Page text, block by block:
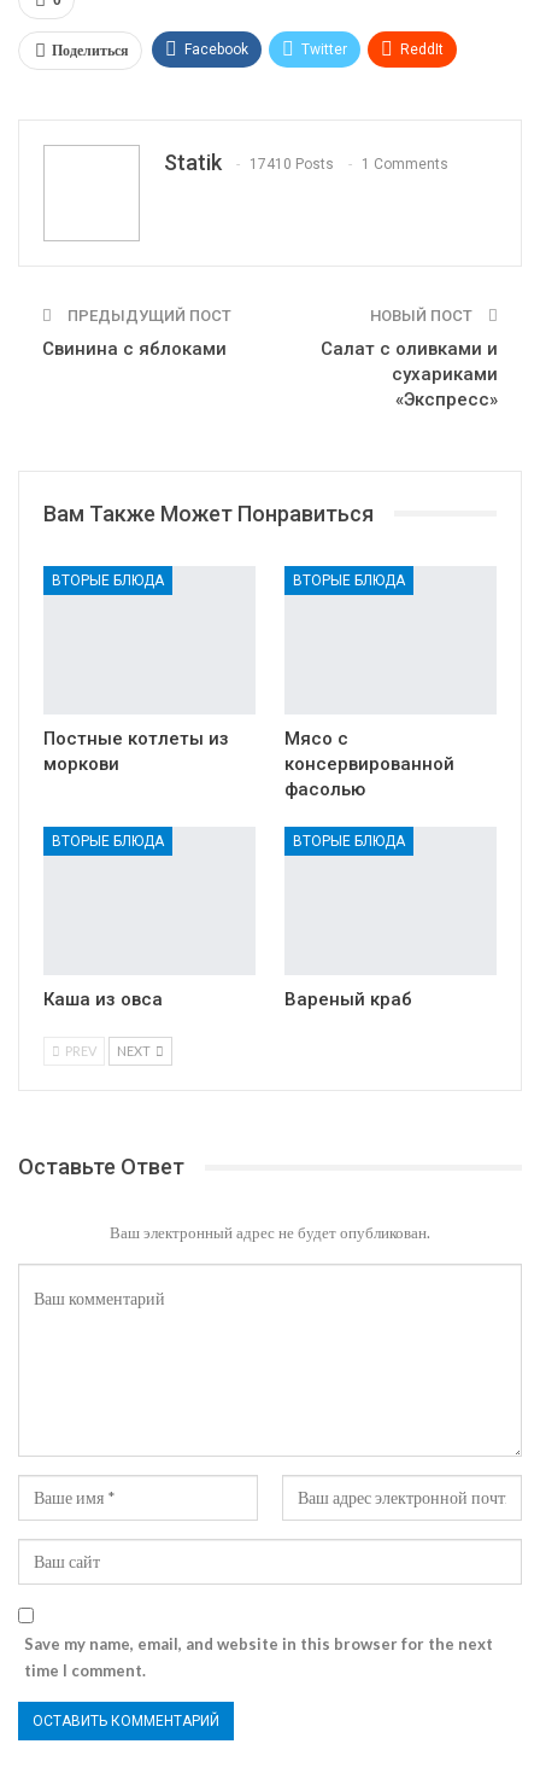
Поделиться Facebook Twitter ReddIt
Statik 17410 Posts 1 Comments
ПРЕДЫДУЩИЙ ПОСТ
Свинина с яблоками
НОВЫЙ ПОСТ
Салат с оливками и
сухариками
«Экспресс»
Вам Также Может Понравиться
ВТОРЫЕ БЛЮДА
Постные котлеты из
моркови
ВТОРЫЕ БЛЮДА
Мясо с
консервированной
фасолью
ВТОРЫЕ БЛЮДА
Каша из овса
ВТОРЫЕ БЛЮДА
Вареный краб
PREV NEXT
Оставьте Ответ
Ваш электронный адрес не будет опубликован.
Save my name, email, and website in this browser for the next
time I comment.